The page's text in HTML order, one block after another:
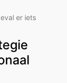
er iets